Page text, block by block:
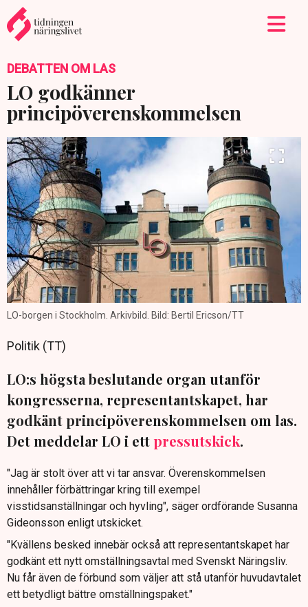
DEBATTEN OM LAS
LO godkänner
principöverenskommelsen
LO-borgen i Stockholm. Arkivbild. Bild: Bertil Ericson/TT
Politik (TT)
LO:s högsta beslutande organ utanför
kongresserna, representantskapet, har
godkänt principöverenskommelsen om las.
Det meddelar LO i ett pressutskick.
"Jag är stolt över att vi tar ansvar. Överenskommelsen
innehåller förbättringar kring till exempel
visstidsanställningar och hyvling", säger ordförande Susanna
Gideonsson enligt utskicket.
"Kvällens besked innebär också att representantskapet har
godkänt ett nytt omställningsavtal med Svenskt Näringsliv.
Nu får även de förbund som väljer att stå utanför huvudavtalet
ett betydligt bättre omställningspaket."